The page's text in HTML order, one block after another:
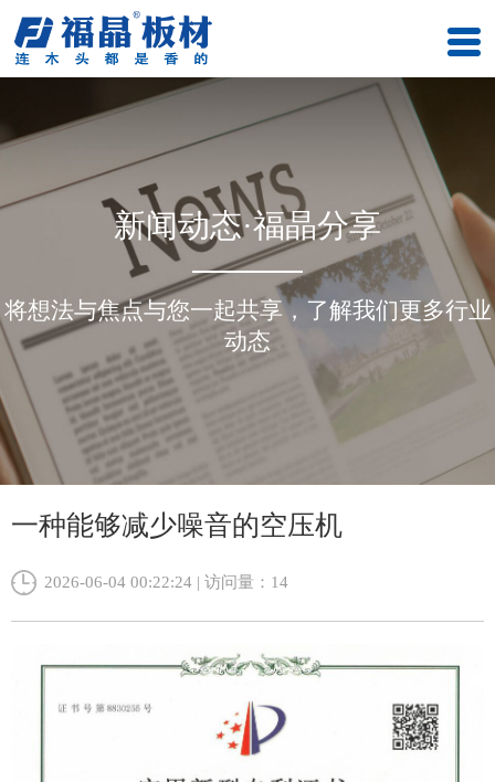
新闻动态·福晶分享
将想法与焦点与您一起共享，了解我们更多行业
动态
一种能够减少噪音的空压机
2026-06-04 00:22:24 | 访问量： 14